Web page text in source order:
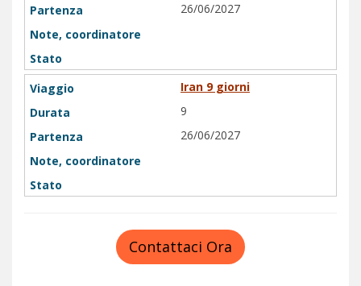
26/06/2027
Iran 9 giorni
9
26/06/2027
Contattaci Ora